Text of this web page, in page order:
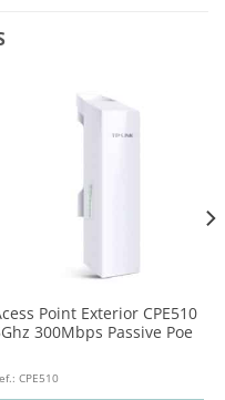
Point Exterior CPE510
300Mbps Passive Poe
CPE510